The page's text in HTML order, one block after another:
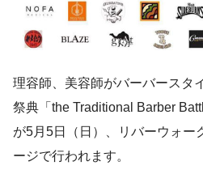
理容師、美容師がバーバースタ
祭典「the Traditional Barber
が5月5日（日）、リバーウォ
ージで行われます。